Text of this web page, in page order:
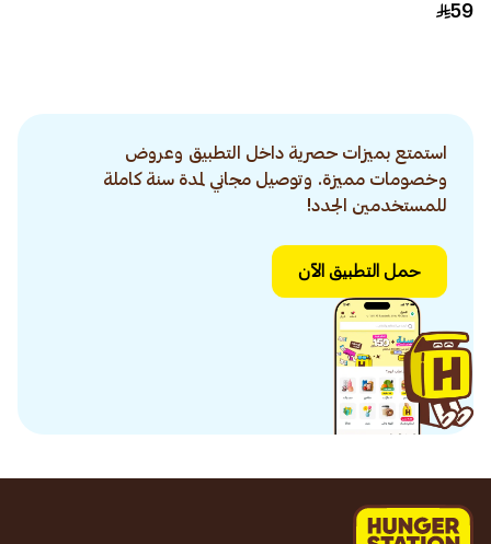
59
استمتع بميزات حصرية داخل التطبيق وعروض
وخصومات مميزة. وتوصيل مجاني لمدة سنة كاملة
للمستخدمين الجدد!
حمل التطبيق الآن